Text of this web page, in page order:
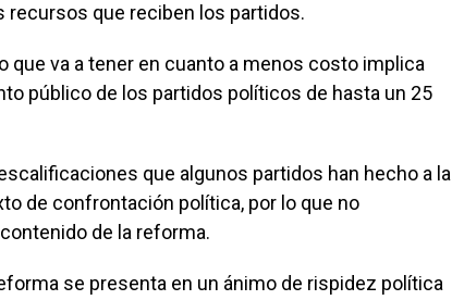
recursos que reciben los partidos.
que va a tener en cuanto a menos costo implica
público de los partidos políticos de hasta un 25
que algunos partidos han hecho a la
de confrontación política, por lo que no
de la reforma.
se presenta en un ánimo de rispidez política